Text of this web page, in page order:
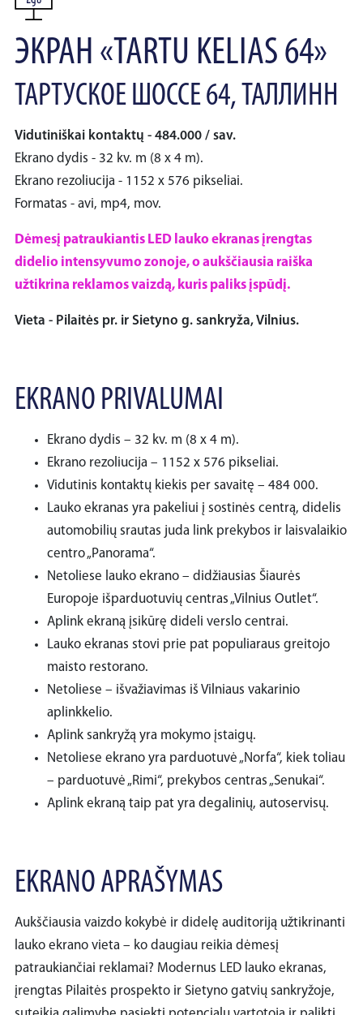
ЭКРАН «TARTU KELIAS 64»
ТАРТУСКОЕ ШОССЕ 64, ТАЛЛИНН
Vidutiniškai kontaktų - 484.000 / sav.
Ekrano dydis - 32 kv. m (8 x 4 m).
Ekrano rezoliucija - 1152 x 576 pikseliai.
Formatas - avi, mp4, mov.
Dėmesį patraukiantis LED lauko ekranas įrengtas
didelio intensyvumo zonoje, o aukščiausia raiška
užtikrina reklamos vaizdą, kuris paliks įspūdį.
Vieta - Pilaitės pr. ir Sietyno g. sankryža, Vilnius.
EKRANO PRIVALUMAI
Ekrano dydis – 32 kv. m (8 x 4 m).
Ekrano rezoliucija – 1152 x 576 pikseliai.
Vidutinis kontaktų kiekis per savaitę – 484 000.
Lauko ekranas yra pakeliui į sostinės centrą, didelis
automobilių srautas juda link prekybos ir laisvalaikio
centro „Panorama“.
Netoliese lauko ekrano – didžiausias Šiaurės
Europoje išparduotuvių centras „Vilnius Outlet“.
Aplink ekraną įsikūrę dideli verslo centrai.
Lauko ekranas stovi prie pat populiaraus greitojo
maisto restorano.
Netoliese – išvažiavimas iš Vilniaus vakarinio
aplinkkelio.
Aplink sankryžą yra mokymo įstaigų.
Netoliese ekrano yra parduotuvė „Norfa“, kiek toliau
– parduotuvė „Rimi“, prekybos centras „Senukai“.
Aplink ekraną taip pat yra degalinių, autoservisų.
EKRANO APRAŠYMAS
Aukščiausia vaizdo kokybė ir didelę auditoriją užtikrinanti
lauko ekrano vieta – ko daugiau reikia dėmesį
patraukiančiai reklamai? Modernus LED lauko ekranas,
įrengtas Pilaitės prospekto ir Sietyno gatvių sankryžoje,